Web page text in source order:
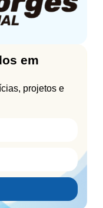
em
projetos e